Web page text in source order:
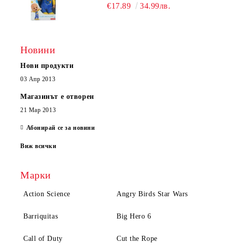
€17.89 34.99лв.
Новини
Нови продукти
03 Апр 2013
Магазинът е отворен
21 Мар 2013
Абонирай се за новини
Виж всички
Марки
Action Science Angry Birds Star Wars
Barriquitas Big Hero 6
Call of Duty Cut the Rope